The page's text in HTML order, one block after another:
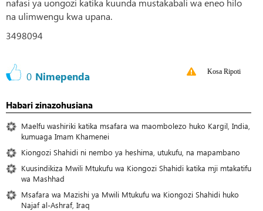
nafasi ya uongozi katika kuunda mustakabali wa eneo hilo
na ulimwengu kwa upana.
3498094
0 Nimependa Kosa Ripoti
Habari zinazohusiana
Maelfu washiriki katika msafara wa maombolezo huko Kargil, India,
kumuaga Imam Khamenei
Kiongozi Shahidi ni nembo ya heshima, utukufu, na mapambano
Kuusindikiza Mwili Mtukufu wa Kiongozi Shahidi katika mji mtakatifu
wa Mashhad
Msafara wa Mazishi ya Mwili Mtukufu wa Kiongozi Shahidi huko
Najaf al-Ashraf, Iraq